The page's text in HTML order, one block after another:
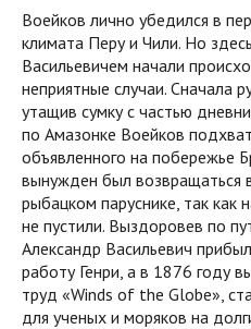
Воейков лично убедился в
климата Перу и Чили. Но
Васильевичем начали
неприятные случаи. Сначала
утащив сумку с частью
по Амазонке Воейков
объявленного на побережье
вынужден был
рыбацком паруснике, так как
не пустили. Выздоровев по
Александр Васильевич
работу Генри, а в 1876 году
труд «Winds of the Globe»,
для ученых и моряков на